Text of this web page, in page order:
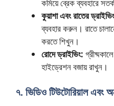
কমিয়ে ব্রেক ব্যবহারে
কুয়াশা এবং রাতের
ব্যবহার করুন। রাতে
করতে শিখুন।
রোদে ড্রাইভিং:
হাইড্রেশন বজায় রাখুন।
৭. ভিডিও টিউটোরিয়াল এবং